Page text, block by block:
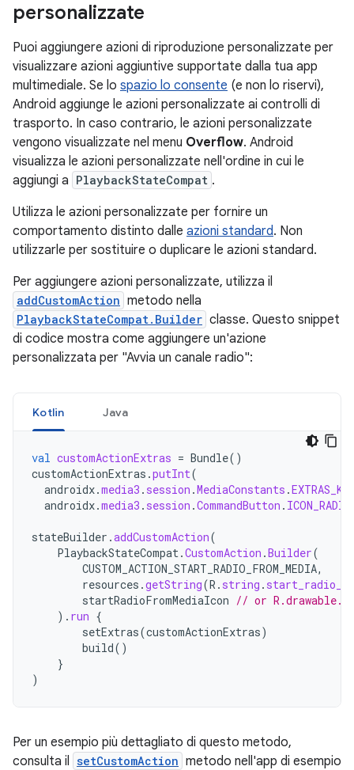
personalizzate
Puoi aggiungere azioni di riproduzione personalizzate per
visualizzare azioni aggiuntive supportate dalla tua app
multimediale. Se lo spazio lo consente (e non lo riservi),
Android aggiunge le azioni personalizzate ai controlli di
trasporto. In caso contrario, le azioni personalizzate
vengono visualizzate nel menu Overflow. Android
visualizza le azioni personalizzate nell'ordine in cui le
aggiungi a PlaybackStateCompat .
Utilizza le azioni personalizzate per fornire un
comportamento distinto dalle azioni standard. Non
utilizzarle per sostituire o duplicare le azioni standard.
Per aggiungere azioni personalizzate, utilizza il
addCustomAction metodo nella
PlaybackStateCompat.Builder classe. Questo snippet
di codice mostra come aggiungere un'azione
personalizzata per "Avvia un canale radio":
Kotlin Java
val customActionExtras = Bundle()
customActionExtras .putInt(
androidx.media3 . session .MediaConstants .
androidx.media3 . session .CommandButton . ICON_RADIO
stateBuilder .addCustomAction(
PlaybackStateCompat.CustomAction .Builder(
CUSTOM_ACTION_START_RADIO_FROM_MEDIA,
resources .getString(R . string .
startRadioFromMediaIcon // or
). run {
setExtras(customActionExtras)
build()
}
)
Per un esempio più dettagliato di questo metodo,
consulta il setCustomAction metodo nell'app di esempio